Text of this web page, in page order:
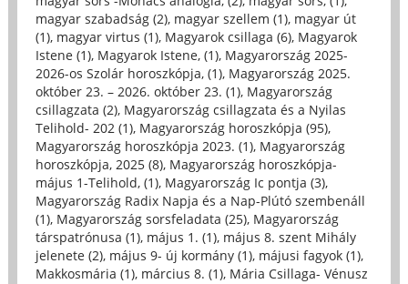
magyar szabadság (2), magyar szellem (1), magyar út
(1), magyar virtus (1), Magyarok csillaga (6), Magyarok
Istene (1), Magyarok Istene, (1), Magyarország 2025-
2026-os Szolár horoszkópja, (1), Magyarország 2025.
október 23. – 2026. október 23. (1), Magyarország
csillagzata (2), Magyarország csillagzata és a Nyilas
Telihold- 202 (1), Magyarország horoszkópja (95),
Magyarország horoszkópja 2023. (1), Magyarország
horoszkópja, 2025 (8), Magyarország horoszkópja-
május 1-Telihold, (1), Magyarország Ic pontja (3),
Magyarország Radix Napja és a Nap-Plútó szembenáll
(1), Magyarország sorsfeladata (25), Magyarország
társpatrónusa (1), május 1. (1), május 8. szent Mihály
jelenete (2), május 9- új kormány (1), májusi fagyok (1),
Makkosmária (1), március 8. (1), Mária Csillaga- Vénusz